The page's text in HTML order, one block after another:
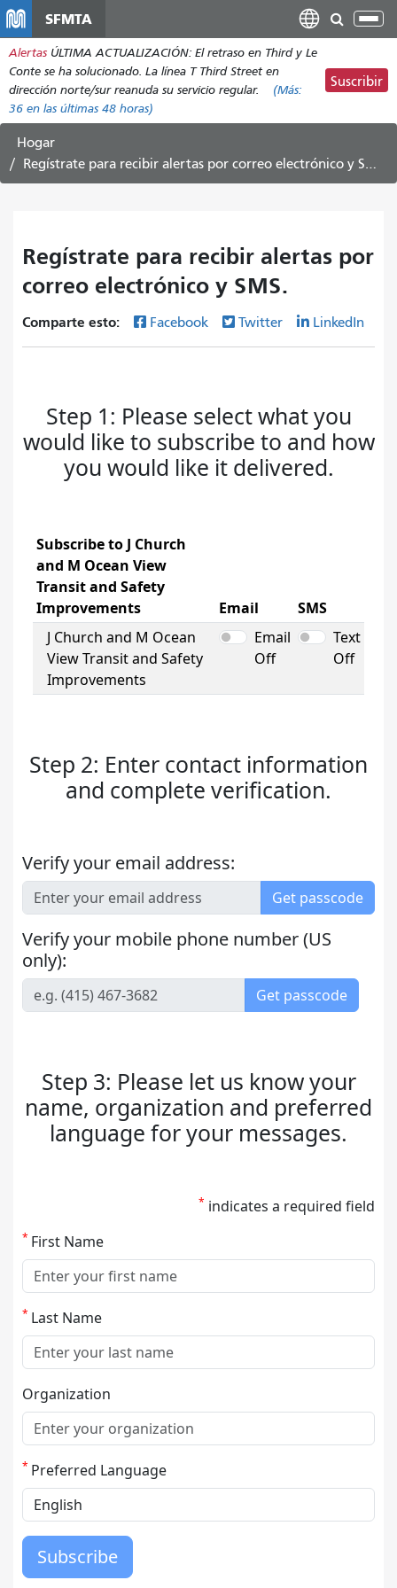
contenido
principal
SFMTA
Alertas ÚLTIMA ACTUALIZACIÓN: El retraso en Third y Le
Conte se ha solucionado. La línea T Third Street en
dirección norte/sur reanuda su servicio regular.
(Más:
36 en las últimas 48 horas)
Suscribir
Hogar
Regístrate para recibir alertas por correo electrónico y SMS.
Regístrate para recibir alertas por
correo electrónico y SMS.
Comparte esto: Facebook Twitter LinkedIn